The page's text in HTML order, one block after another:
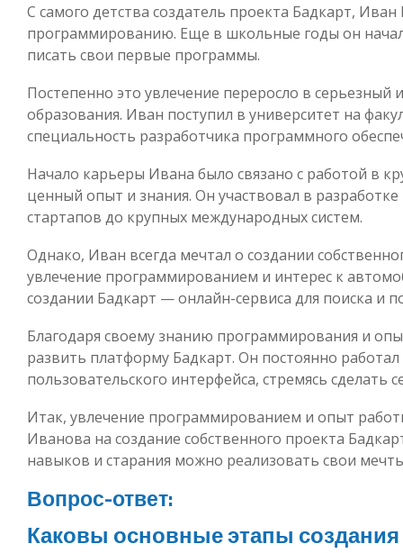
С самого детства создатель проекта Бадкарт,
программированию. Еще в школьные годы он
писать свои первые программы.
Постепенно это увлечение переросло в серьезный
образования. Иван поступил в университет на
специальность разработчика программного
Начало карьеры Ивана было связано с работой в
ценный опыт и знания. Он участвовал в
стартапов до крупных международных систем.
Однако, Иван всегда мечтал о создании
увлечение программированием и интерес к
создании Бадкарт — онлайн-сервиса для поиска и
Благодаря своему знанию программирования и
развить платформу Бадкарт. Он постоянно
пользовательского интерфейса, стремясь
Итак, увлечение программированием и опыт
Иванова на создание собственного проекта
навыков и старания можно реализовать свои
Вопрос-ответ:
Каковы основные этапы создания